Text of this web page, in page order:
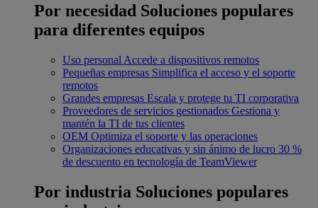
Por necesidad Soluciones populares
para diferentes equipos
Uso personal Accede a dispositivos remotos
Pequeñas empresas Simplifica el acceso y el soporte
remotos
Grandes empresas Escala y protege tu TI corporativa
Proveedores de servicios gestionados Gestiona y
mantén la TI de tus clientes
OEM Optimiza el soporte y las operaciones
Organizaciones educativas y sin ánimo de lucro 30 %
de descuento en tecnología de TeamViewer
Por industria Soluciones populares